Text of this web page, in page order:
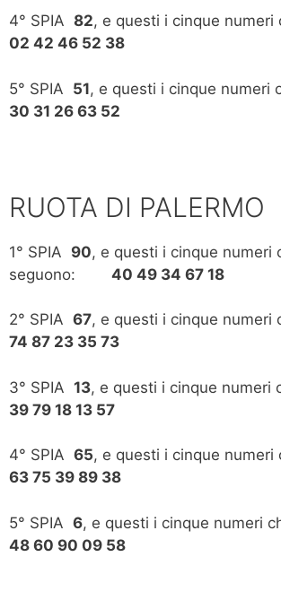
4° SPIA 82, e questi i cinque numeri
02 42 46 52 38
5° SPIA 51, e questi i cinque numeri
30 31 26 63 52
RUOTA DI PALERMO
1° SPIA 90, e questi i cinque numeri
seguono: 40 49 34 67 18
2° SPIA 67, e questi i cinque numeri
74 87 23 35 73
3° SPIA 13, e questi i cinque numeri
39 79 18 13 57
4° SPIA 65, e questi i cinque numeri
63 75 39 89 38
5° SPIA 6, e questi i cinque numeri
48 60 90 09 58